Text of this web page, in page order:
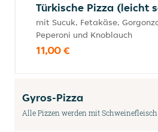
Türkische Pizza (leicht
mit Sucuk, Fetakäse,
Peperoni und Knoblauch
11,00 €
Gyros-Pizza
Alle Pizzen werden mit Schweinefleisch